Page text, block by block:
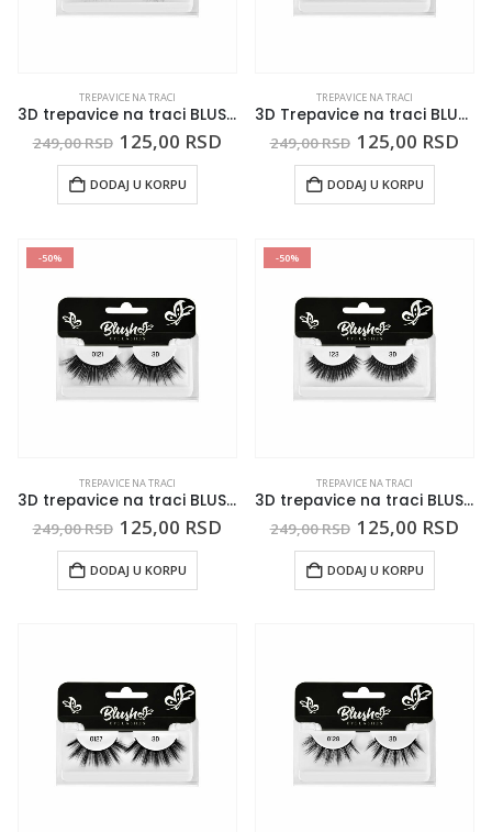
TREPAVICE NA TRACI
3D trepavice na traci BLUSH 0114
249,00RSD 125,00 RSD
DODAJ U KORPU
TREPAVICE NA TRACI
3D Trepavice na traci BLUSH 0119
249,00RSD 125,00 RSD
DODAJ U KORPU
-50%
TREPAVICE NA TRACI
3D trepavice na traci BLUSH 0121
249,00RSD 125,00 RSD
DODAJ U KORPU
-50%
TREPAVICE NA TRACI
3D trepavice na traci BLUSH 0123
249,00RSD 125,00 RSD
DODAJ U KORPU